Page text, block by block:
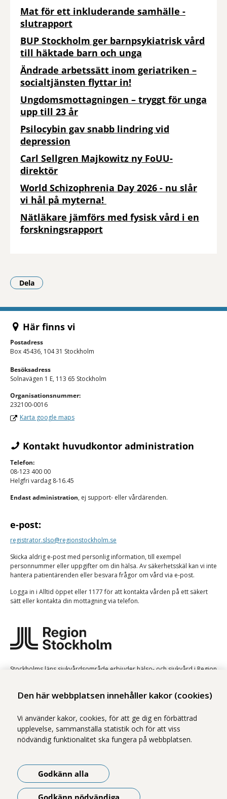
Den här webbplatsen innehåller kakor (cookies)
Vi använder kakor, cookies, för att ge dig en förbättrad
upplevelse, sammanställa statistik och för att viss
nödvändig funktionalitet ska fungera på webbplatsen.
Godkänn alla
Godkänn nödvändiga
Mat för ett inkluderande samhälle -
slutrapport
BUP Stockholm ger barnpsykiatrisk vård
till häktade barn och unga
Ändrade arbetssätt inom geriatriken –
socialtjänsten flyttar in!
Ungdomsmottagningen – tryggt för unga
upp till 23 år
Psilocybin gav snabb lindring vid
depression
Carl Sellgren Majkowitz ny FoUU-
direktör
World Schizophrenia Day 2026 - nu slår
vi hål på myterna!
Nätläkare jämförs med fysisk vård i en
forskningsrapport
Dela
- Klicka för att öppna delningsalternativ.
Här finns vi
Postadress
Box 45436, 104 31 Stockholm
Besöksadress
Solnavägen 1 E, 113 65 Stockholm
Organisations­nummer:
232100-0016
Karta google maps
Kontakt huvudkontor administration
Telefon:
08-123 400 00
Helgfri vardag 8-16.45
Endast administration, ej support- eller vårdärenden.
e-post:
registrator.slso@regionstockholm.se
Skicka aldrig e-post med personlig information, till exempel
personnummer eller uppgifter om din hälsa. Av säkerhetsskäl kan vi inte
hantera patientärenden eller besvara frågor om vård via e-post.
Logga in i Alltid öppet eller 1177 för att kontakta vården på ett säkert
sätt eller kontakta din mottagning via telefon.
Stockholms läns sjukvårdsområde erbjuder hälso- och sjukvård i Region
Samtliga bilder på webbplatsen är tagna av fotograf Yanan Li om inget
Om webbplatsen
Tillgänglighetsredogörelse
Följ oss på LinkedIn